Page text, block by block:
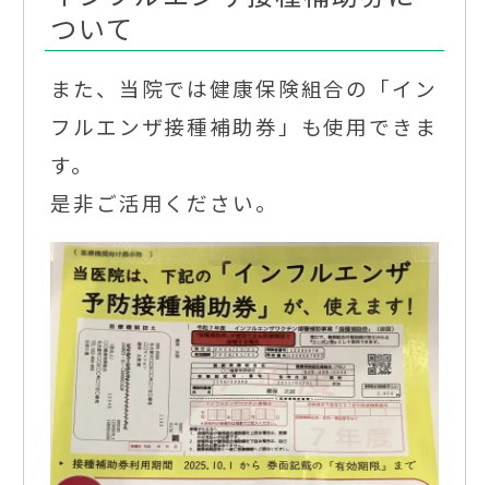
ついて
また、当院では健康保険組合の「イン
フルエンザ接種補助券」も使用できま
す。
是非ご活用ください。